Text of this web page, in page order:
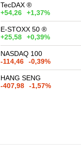
TecDAX ®
+54,26
+1,37%
E-STOXX 50 ®
+25,58
+0,39%
NASDAQ 100
-114,46
-0,39%
HANG SENG
-407,98
-1,57%